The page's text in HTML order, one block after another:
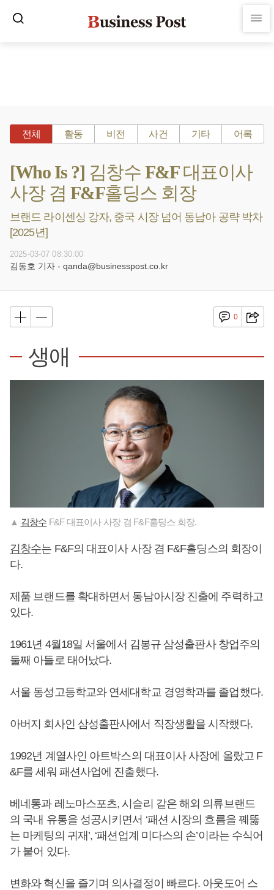
전체 활동 비전 사건 기타 어록
[Who Is ?] 김창수 F&F 대표이사
사장 겸 F&F홀딩스 회장
브랜드 라이센싱 강자, 중국 시장 넘어 동남아 공략 박차
[2025년]
2025-03-07 08:30:00
김동호 기자 - qanda@businesspost.co.kr
0
생애
▲ 김창수 F&F 대표이사 사장 겸 F&F홀딩스 회장.
김창수는 F&F의 대표이사 사장 겸 F&F홀딩스의 회장이
다.
제품 브랜드를 확대하면서 동남아시장 진출에 주력하고
있다.
1961년 4월18일 서울에서 김봉규 삼성출판사 창업주의
둘째 아들로 태어났다.
서울 동성고등학교와 연세대학교 경영학과를 졸업했다.
아버지 회사인 삼성출판사에서 직장생활을 시작했다.
1992년 계열사인 아트박스의 대표이사 사장에 올랐고 F
&F를 세워 패션사업에 진출했다.
베네통과 레노마스포츠, 시슬리 같은 해외 의류브랜드
의 국내 유통을 성공시키면서 ‘패션 시장의 흐름을 꿰뚫
는 마케팅의 귀재’, ‘패션업계 미다스의 손’이라는 수식어
가 붙어 있다.
변화와 혁신을 즐기며 의사결정이 빠르다. 아웃도어 스